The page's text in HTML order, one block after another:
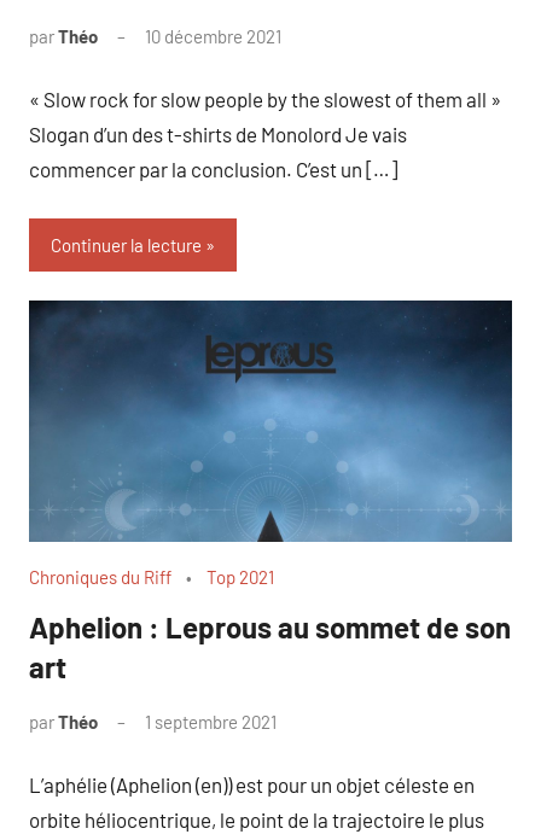
parThéo 10 décembre 2021
« Slow rock for slow people by the slowest of them all »
Slogan d’un des t-shirts de Monolord Je vais
commencer par la conclusion. C’est un […]
Continuer la lecture
Chroniques du Riff Top 2021
Aphelion : Leprous au sommet de son
art
parThéo 1 septembre 2021
L’aphélie (Aphelion (en)) est pour un objet céleste en
orbite héliocentrique, le point de la trajectoire le plus